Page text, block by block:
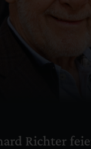
Richter